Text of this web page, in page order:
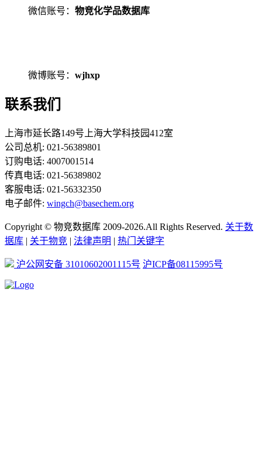
微信账号： 物竞化学品数据库
微博账号： wjhxp
联系我们
上海市延长路149号上海大学科技园412室
公司总机: 021-56389801
订购电话: 4007001514
传真电话: 021-56389802
客服电话: 021-56332350
电子邮件: wingch@basechem.org
Copyright © 物竞数据库 2009-2026.All Rights Reserved. 关于数
据库 | 关于物竞 | 法律声明 | 热门关键字
沪公网安备 31010602001115号 沪ICP备08115995号